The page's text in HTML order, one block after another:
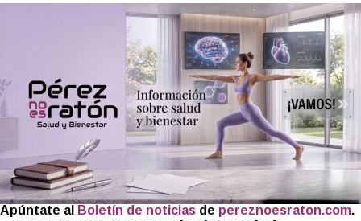
Apúntate al Boletín de noticias de pereznoesraton.com.